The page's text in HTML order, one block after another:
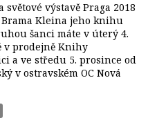
výstavě Praga 2018
Kleina jeho knihu
šanci máte v úterý 4.
v prodejně Knihy
a ve středu 5. prosince od
v ostravském OC Nová